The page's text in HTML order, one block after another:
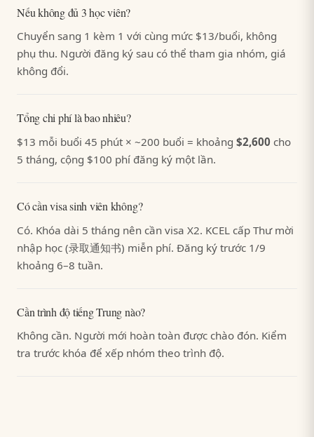
Nếu không đủ 3 học viên?
Chuyển sang 1 kèm 1 với cùng mức $13/buổi, không
phụ thu. Người đăng ký sau có thể tham gia nhóm, giá
không đổi.
Tổng chi phí là bao nhiêu?
$13 mỗi buổi 45 phút × ~200 buổi = khoảng $2,600 cho
5 tháng, cộng $100 phí đăng ký một lần.
Có cần visa sinh viên không?
Có. Khóa dài 5 tháng nên cần visa X2. KCEL cấp Thư mời
nhập học (录取通知书) miễn phí. Đăng ký trước 1/9
khoảng 6–8 tuần.
Cần trình độ tiếng Trung nào?
Không cần. Người mới hoàn toàn được chào đón. Kiểm
tra trước khóa để xếp nhóm theo trình độ.